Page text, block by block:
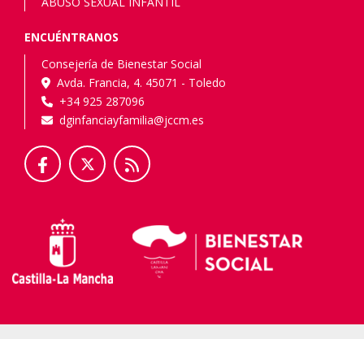
ENCUÉNTRANOS
Consejería de Bienestar Social
Avda. Francia, 4. 45071 - Toledo
+34 925 287096
dginfanciayfamilia@jccm.es